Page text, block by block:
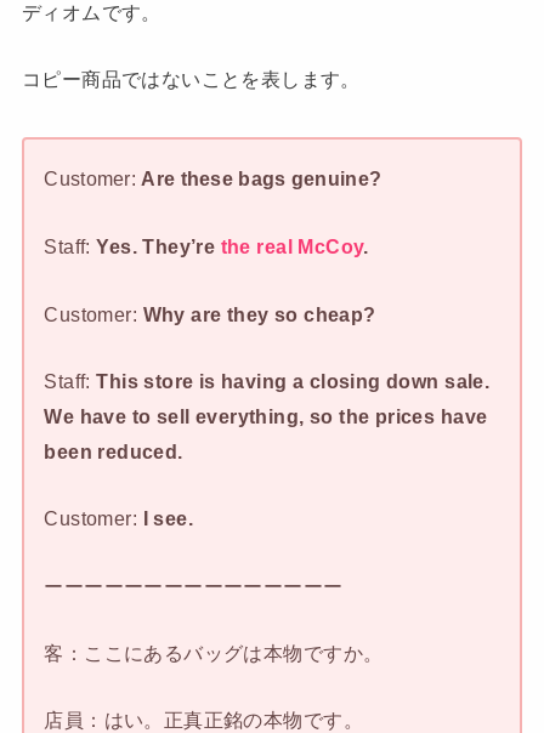
ディオムです。
コピー商品ではないことを表します。
Customer: Are these bags genuine?
Staff:Yes. They’re the real McCoy.
Customer: Why are they so cheap?
Staff:This store is having a closing down sale.
We have to sell everything, so the prices have
been reduced.
Customer: I see.
ーーーーーーーーーーーーーーー
客：ここにあるバッグは本物ですか。
店員：はい。正真正銘の本物です。